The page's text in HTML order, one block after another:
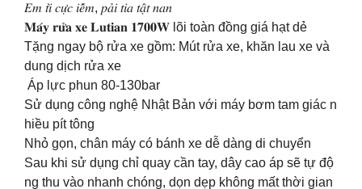
𝐸𝑚 𝑡𝑖̀ 𝑐𝑢̛̣𝑐 𝑖𝑒̂́𝑚, 𝑝𝑎̉𝑖 𝑡𝑖𝑎 𝑡𝑎̣̂𝑡 𝑛𝑎𝑛
𝐌𝐚́𝐲 𝐫𝐮̛̉𝐚 𝐱𝐞 𝐋𝐮𝐭𝐢𝐚𝐧 𝟏𝟕𝟎𝟎𝐖 lõi toàn đồng giá hạt dẻ
Tặng ngay bộ rửa xe gồm: Mút rửa xe, khăn lau xe và
dung dịch rửa xe
Áp lực phun 80-130bar
Sử dụng công nghệ Nhật Bản với máy bơm tam giác n
hiều pít tông
Nhỏ gọn, chân máy có bánh xe dễ dàng di chuyển
Sau khi sử dụng chỉ quay cần tay, dây cao áp sẽ tự độ
ng thu vào nhanh chóng, dọn dẹp không mất thời gian